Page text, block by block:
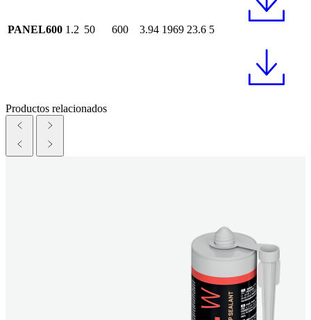
PANEL600 1.2 50 600 3.94 1969 23.6 5
Productos relacionados